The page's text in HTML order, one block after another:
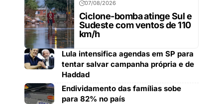
07/08/2026
Ciclone-bomba atinge Sul e
Sudeste com ventos de 110
km/h
Lula intensifica agendas em SP para
tentar salvar campanha própria e de
Haddad
Endividamento das famílias sobe
para 82% no país